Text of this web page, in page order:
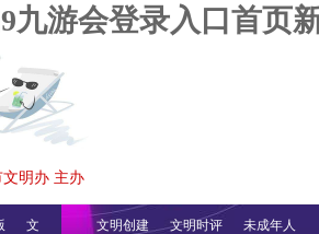
九游会登录入口首页
文明办 主办
文
文明创建 文明时评
未成年人